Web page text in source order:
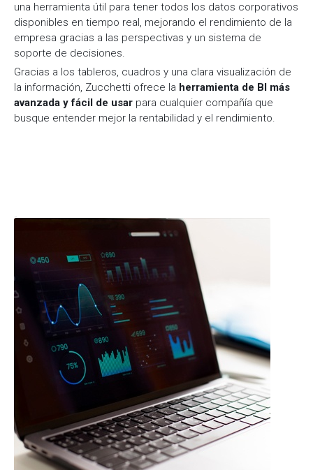
una herramienta útil para tener todos los datos corporativos
disponibles en tiempo real, mejorando el rendimiento de la
empresa gracias a las perspectivas y un sistema de
soporte de decisiones.
Gracias a los tableros, cuadros y una clara visualización de
la información, Zucchetti ofrece la herramienta de BI más
avanzada y fácil de usar para cualquier compañía que
busque entender mejor la rentabilidad y el rendimiento.